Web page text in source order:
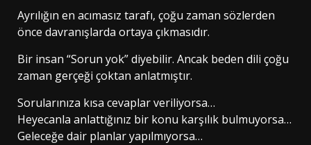
Ayrılığın en acımasız tarafı, çoğu zaman sözlerden
önce davranışlarda ortaya çıkmasıdır.
Bir insan “Sorun yok” diyebilir. Ancak beden dili çoğu
zaman gerçeği çoktan anlatmıştır.
Sorularınıza kısa cevaplar veriliyorsa…
Heyecanla anlattığınız bir konu karşılık bulmuyorsa…
Geleceğe dair planlar yapılmıyorsa…